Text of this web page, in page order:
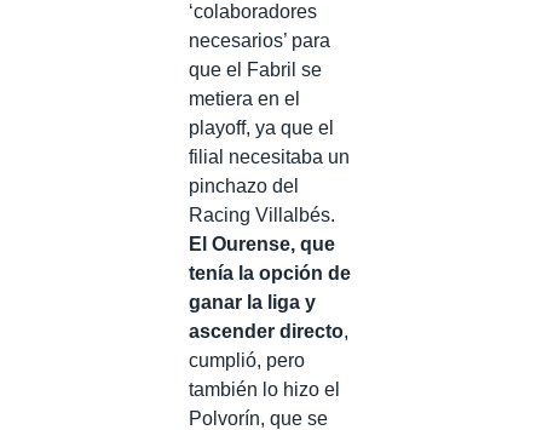
‘colaboradores
necesarios’ para
que el Fabril se
metiera en el
playoff, ya que el
filial necesitaba un
pinchazo del
Racing Villalbés.
El Ourense, que
tenía la opción de
ganar la liga y
ascender directo,
cumplió, pero
también lo hizo el
Polvorín, que se